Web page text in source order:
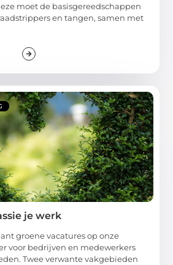
moet de basisgereedschappen
en tangen, samen met
je werk
groene vacatures op onze
voor bedrijven en medewerkers
Twee verwante vakgebieden